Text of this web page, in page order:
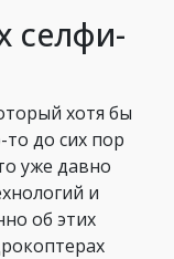
селфи-
хотя бы
до сих пор
уже давно
и
об этих